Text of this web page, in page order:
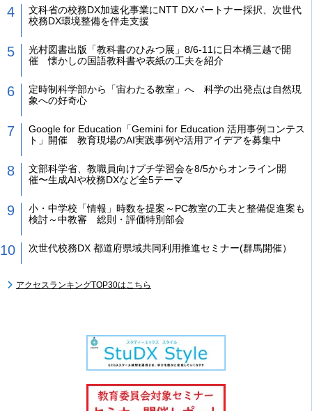
文科省の校務DX加速化事業にNTT DXパートナー採択、次世代
校務DX環境整備を伴走支援
光村図書出版「教科書のひみつ展」8/6-11に日本橋三越で開
催 懐かしの国語教科書や表紙の工夫を紹介
定時制科学部から「宙わたる教室」へ 科学の出発点は自然現
象への好奇心
Google for Education「Gemini for Education 活用事例コンテス
ト」開催 教育現場のAI実践事例や活用アイデアを募集中
文部科学省、教職員向けプチ学習会を8/5からオンライン開
催〜生成AIや校務DXなど全5テーマ
小・中学校「情報」時数を提案～PC教室の工夫と整備促進案も
検討～中教審 総則・評価特別部会
次世代校務DX 都道府県域共同利用推進セミナー(群馬開催）
アクセスランキングTOP30はこちら